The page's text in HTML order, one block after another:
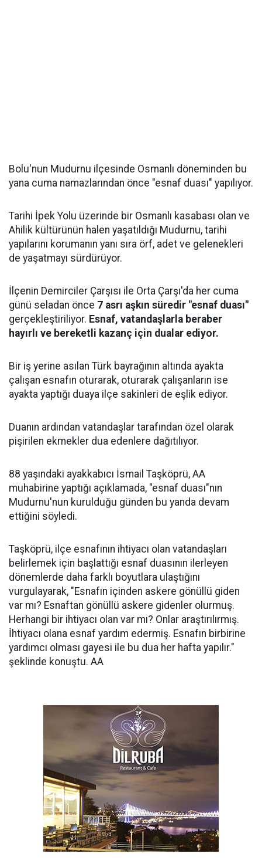
Bolu'nun Mudurnu ilçesinde Osmanlı döneminden bu
yana cuma namazlarından önce "esnaf duası" yapılıyor.
Tarihi İpek Yolu üzerinde bir Osmanlı kasabası olan ve
Ahilik kültürünün halen yaşatıldığı Mudurnu, tarihi
yapılarını korumanın yanı sıra örf, adet ve gelenekleri
de yaşatmayı sürdürüyor.
İlçenin Demirciler Çarşısı ile Orta Çarşı'da her cuma
günü seladan önce 7 asrı aşkın süredir "esnaf duası"
gerçekleştiriliyor. Esnaf, vatandaşlarla beraber
hayırlı ve bereketli kazanç için dualar ediyor.
Bir iş yerine asılan Türk bayrağının altında ayakta
çalışan esnafın oturarak, oturarak çalışanların ise
ayakta yaptığı duaya ilçe sakinleri de eşlik ediyor.
Duanın ardından vatandaşlar tarafından özel olarak
pişirilen ekmekler dua edenlere dağıtılıyor.
88 yaşındaki ayakkabıcı İsmail Taşköprü, AA
muhabirine yaptığı açıklamada, "esnaf duası"nın
Mudurnu'nun kurulduğu günden bu yanda devam
ettiğini söyledi.
Taşköprü, ilçe esnafının ihtiyacı olan vatandaşları
belirlemek için başlattığı esnaf duasının ilerleyen
dönemlerde daha farklı boyutlara ulaştığını
vurgulayarak, "Esnafın içinden askere gönüllü giden
var mı? Esnaftan gönüllü askere gidenler olurmuş.
Herhangi bir ihtiyacı olan var mı? Onlar araştırılırmış.
İhtiyacı olana esnaf yardım edermiş. Esnafın birbirine
yardımcı olması gayesi ile bu dua her hafta yapılır."
şeklinde konuştu. AA